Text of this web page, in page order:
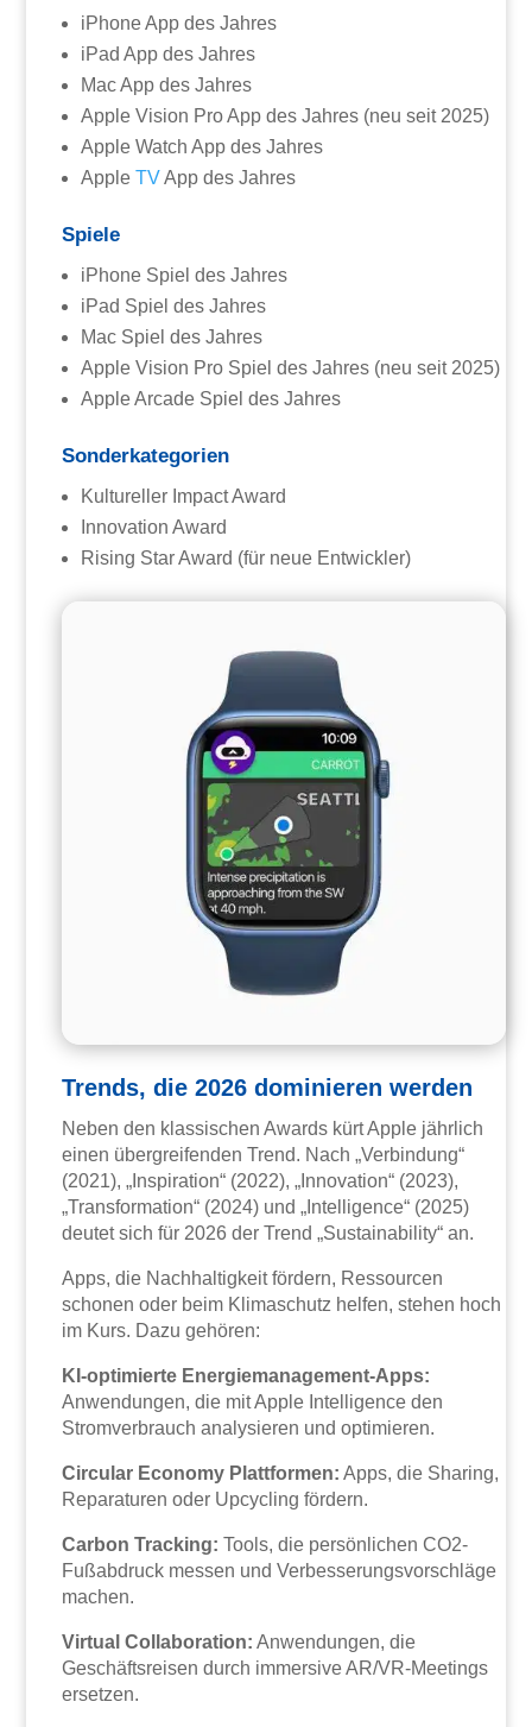
iPhone App des Jahres
iPad App des Jahres
Mac App des Jahres
Apple Vision Pro App des Jahres (neu seit 2025)
Apple Watch App des Jahres
AppleTVApp des Jahres
Spiele
iPhone Spiel des Jahres
iPad Spiel des Jahres
Mac Spiel des Jahres
Apple Vision Pro Spiel des Jahres (neu seit 2025)
Apple Arcade Spiel des Jahres
Sonderkategorien
Kultureller Impact Award
Innovation Award
Rising Star Award (für neue Entwickler)
Trends, die 2026 dominieren werden
Neben den klassischen Awards kürt Apple jährlich
einen übergreifenden Trend. Nach „Verbindung“
(2021), „Inspiration“ (2022), „Innovation“ (2023),
„Transformation“ (2024) und „Intelligence“ (2025)
deutet sich für 2026 der Trend „Sustainability“ an.
Apps, die Nachhaltigkeit fördern, Ressourcen
schonen oder beim Klimaschutz helfen, stehen hoch
im Kurs. Dazu gehören:
KI-optimierte Energiemanagement-Apps:
Anwendungen, die mit Apple Intelligence den
Stromverbrauch analysieren und optimieren.
Circular Economy Plattformen: Apps, die Sharing,
Reparaturen oder Upcycling fördern.
Carbon Tracking: Tools, die persönlichen CO2-
Fußabdruck messen und Verbesserungsvorschläge
machen.
Virtual Collaboration: Anwendungen, die
Geschäftsreisen durch immersive AR/VR-Meetings
ersetzen.